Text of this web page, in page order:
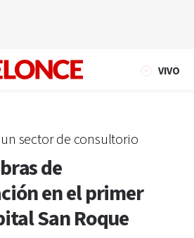
VIVO
sector de consultorio
de
en el primer
San Roque